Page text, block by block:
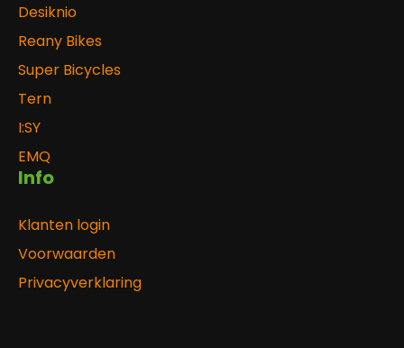
Desiknio
Reany Bikes
Super Bicycles
Tern
I:SY
EMQ
Info
Klanten login
Voorwaarden
Privacyverklaring